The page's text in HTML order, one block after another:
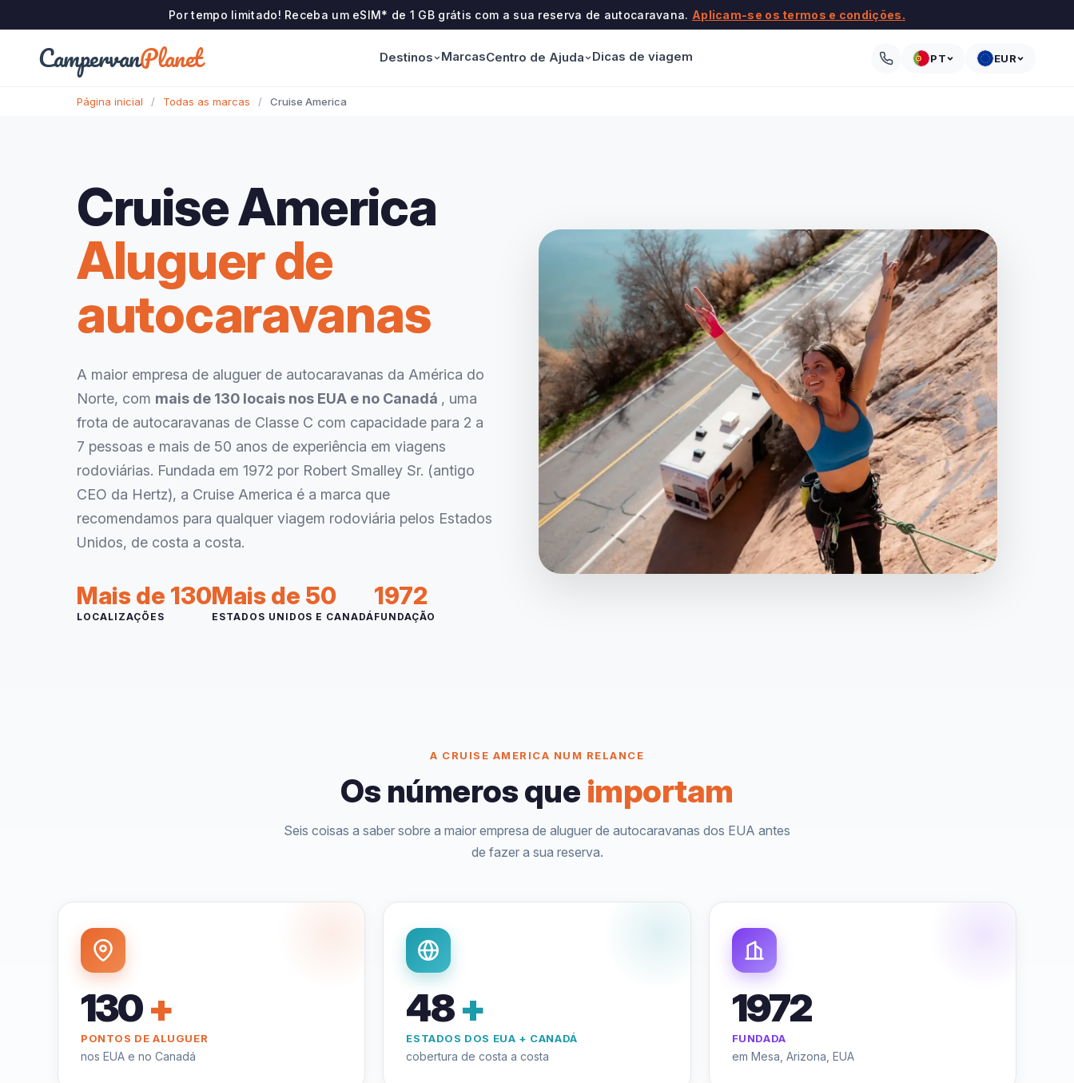
Por tempo limitado! Receba um eSIM* de 1 GB grátis com a sua reserva de autocaravana. Aplicam-se os termos e condições.
CampervanPlanet Destinos MarcasCentro de Ajuda Dicas de viagem PT EUR
Página inicial / Todas as marcas / Cruise America
Cruise America
Aluguer de
autocaravanas
A maior empresa de aluguer de autocaravanas da América do
Norte, com mais de 130 locais nos EUA e no Canadá , uma
frota de autocaravanas de Classe C com capacidade para 2 a
7 pessoas e mais de 50 anos de experiência em viagens
rodoviárias. Fundada em 1972 por Robert Smalley Sr. (antigo
CEO da Hertz), a Cruise America é a marca que
recomendamos para qualquer viagem rodoviária pelos Estados
Unidos, de costa a costa.
Mais de 130
LOCALIZAÇÕES
Mais de 50
ESTADOS UNIDOS E CANADÁ
1972
FUNDAÇÃO
A CRUISE AMERICA NUM RELANCE
Os números que importam
Seis coisas a saber sobre a maior empresa de aluguer de autocaravanas dos EUA antes
de fazer a sua reserva.
130+
PONTOS DE ALUGUER
nos EUA e no Canadá
48+
ESTADOS DOS EUA + CANADÁ
cobertura de costa a costa
1972
FUNDADA
em Mesa, Arizona, EUA